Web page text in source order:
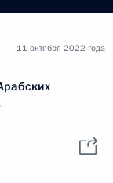
11 октября 2022 года